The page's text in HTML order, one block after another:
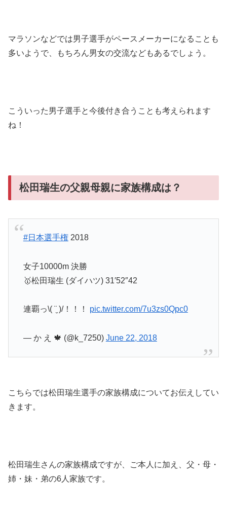
マラソンなどでは男子選手がペースメーカーになることも
多いようで、もちろん男女の交流などもあるでしょう。
こういった男子選手と今後付き合うことも考えられます
ね！
松田瑞生の父親母親に家族構成は？
#日本選手権2018
女子10000m 決勝
🥇松田瑞生 (ダイハツ) 31′52″42
連覇っ\( ¨̮ )/！！！ pic.twitter.com/7u3zs0Qpc0
— か え 🍁 (@k_7250) June 22, 2018
こちらでは松田瑞生選手の家族構成についてお伝えしてい
きます。
松田瑞生さんの家族構成ですが、ご本人に加え、父・母・
姉・妹・弟の6人家族です。